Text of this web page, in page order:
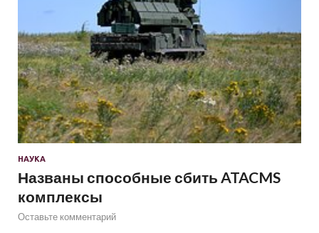
НАУКА
Названы способные сбить ATACMS
комплексы
Оставьте комментарий